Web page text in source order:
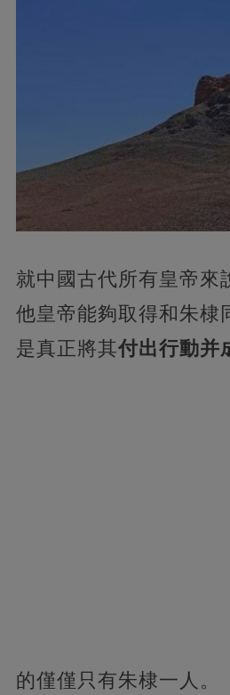
就中國古代所有皇帝來
他皇帝能夠取得和朱棣
是真正將其付出行動并
的僅僅只有朱棣一人。